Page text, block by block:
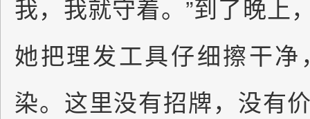
我，我就守着。”到了晚上
她把理发工具仔细擦干
染。这里没有招牌，没有